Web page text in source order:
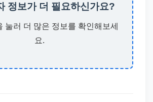
정보가 더 필요하신가요?
눌러 더 많은 정보를 확인해보세
요.